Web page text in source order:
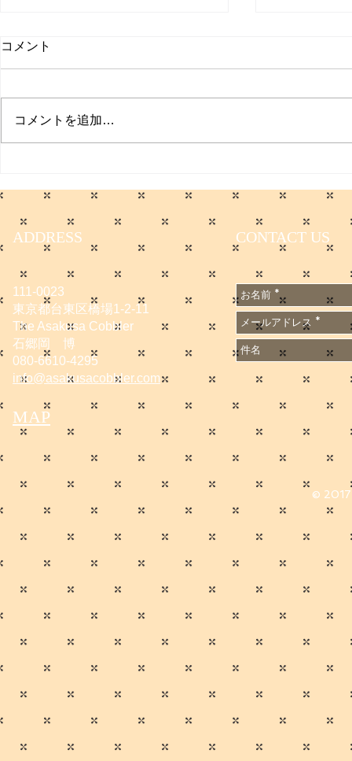
サマーセールのお知らせ
無料会員に
e/
コメント
コメントを追加…
ADDRESS CONTACT US
111-0023
東京都台東区橋場1-2-11
The Asakusa Cobbler
石郷岡 博
080-6610-4295
info@asakusacobbler.com
MAP
© 2017